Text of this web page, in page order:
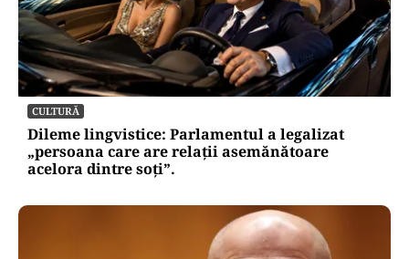
CULTURĂ
Dileme lingvistice: Parlamentul a legalizat
„persoana care are relații asemănătoare
acelora dintre soți”.